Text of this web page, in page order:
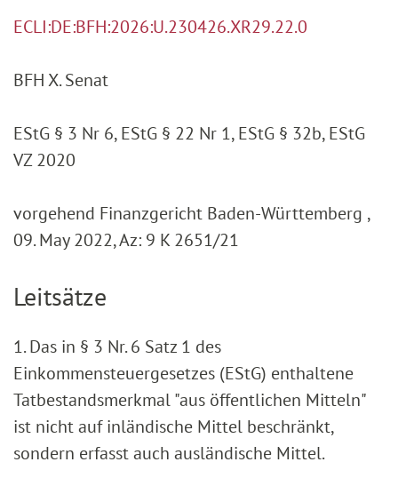
ECLI:DE:BFH:2026:U.230426.XR29.22.0
BFH X. Senat
EStG § 3 Nr 6, EStG § 22 Nr 1, EStG § 32b, EStG
VZ 2020
vorgehend Finanzgericht Baden-Württemberg ,
09. May 2022, Az: 9 K 2651/21
Leitsätze
1. Das in § 3 Nr. 6 Satz 1 des
Einkommensteuergesetzes (EStG) enthaltene
Tatbestandsmerkmal "aus öffentlichen Mitteln"
ist nicht auf inländische Mittel beschränkt,
sondern erfasst auch ausländische Mittel.